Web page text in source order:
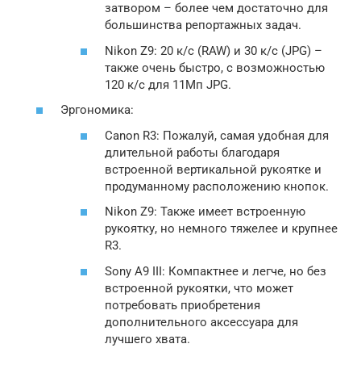
затвором – более чем достаточно для
большинства репортажных задач.
Nikon Z9: 20 к/с (RAW) и 30 к/с (JPG) –
также очень быстро, с возможностью
120 к/с для 11Мп JPG.
Эргономика:
Canon R3: Пожалуй, самая удобная для
длительной работы благодаря
встроенной вертикальной рукоятке и
продуманному расположению кнопок.
Nikon Z9: Также имеет встроенную
рукоятку, но немного тяжелее и крупнее
R3.
Sony A9 III: Компактнее и легче, но без
встроенной рукоятки, что может
потребовать приобретения
дополнительного аксессуара для
лучшего хвата.